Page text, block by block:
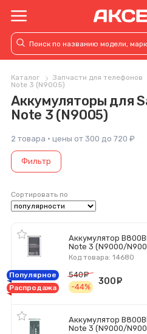
Каталог Запчасти для телефонов
Note 3 (N9005)
Аккумуляторы для
Note 3 (N9005)
2 товара · цены от 300 до 720 ₽
Фильтр
Сортировать по
Аккумулятор
Note 3 (N9000/
Код товара: 14680
Популярное
Распродажа
540
-44%
300
Аккумулятор
Note 3 (N9000/